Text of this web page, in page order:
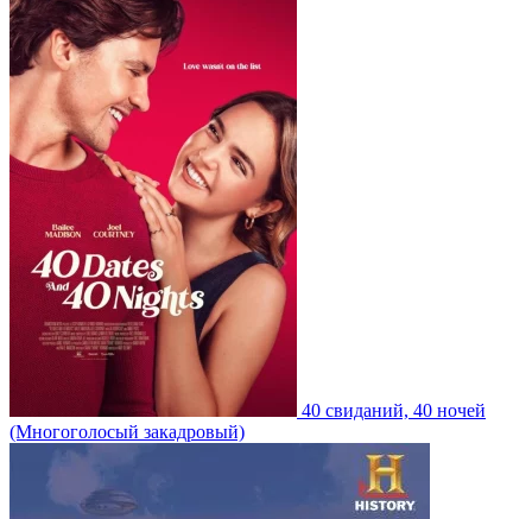
40 свиданий, 40 ночей
(Многоголосый закадровый)